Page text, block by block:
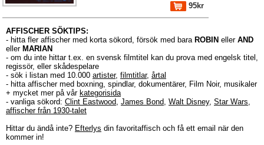
95kr
AFFISCHER SÖKTIPS:
- hitta fler affischer med korta sökord, försök med bara ROBIN eller AND
eller MARIAN
- om du inte hittar t.ex. en svensk filmtitel kan du prova med engelsk titel,
regissör, eller skådespelare
- sök i listan med 10.000 artister, filmtitlar, årtal
- hitta affischer med boxning, spindlar, dokumentärer, Film Noir, musikaler
+ mycket mer på vår kategorisida
- vanliga sökord: Clint Eastwood, James Bond, Walt Disney, Star Wars,
affischer från 1930-talet
Hittar du ändå inte? Efterlys din favoritaffisch och få ett email när den
kommer in!